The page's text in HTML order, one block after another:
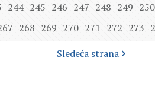
244 245 246 247 248 249 250
268 269 270 271 272 273
Sledeća strana